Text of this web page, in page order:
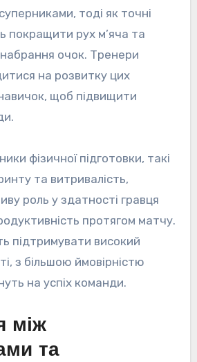
тоді як точні
покращити рух м’яча та
очок. Тренери
на розвитку цих
щоб підвищити
фізичної підготовки, такі
та витривалість,
роль у здатності гравця
протягом матчу.
підтримувати високий
з більшою ймовірністю
на успіх команди.
між
та